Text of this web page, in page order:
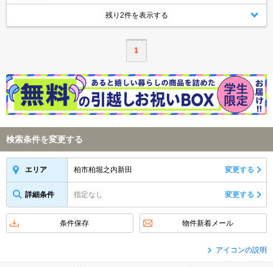
残り2件を表示する
1
検索条件を変更する
エリア 柏市柏堀之内新田 変更する
詳細条件 指定なし 変更する
条件保存 物件新着メール
アイコンの説明